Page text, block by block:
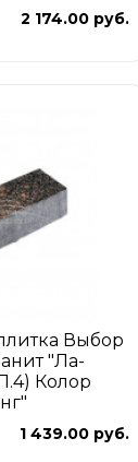
2 174.00 руб.
Выбор
"Ла-
Колор
1 439.00 руб.